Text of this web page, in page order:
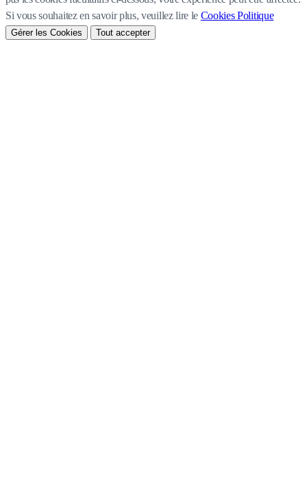
Si vous souhaitez en savoir plus, veuillez lire le Cookies Politique
Gérer les Cookies Tout accepter